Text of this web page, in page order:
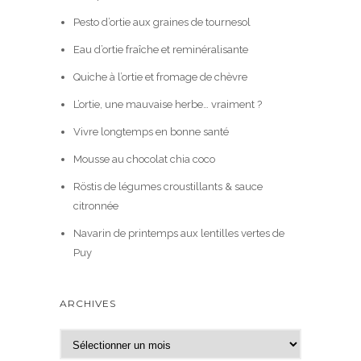
Pesto d’ortie aux graines de tournesol
Eau d’ortie fraîche et reminéralisante
Quiche à l’ortie et fromage de chèvre
L’ortie, une mauvaise herbe… vraiment ?
Vivre longtemps en bonne santé
Mousse au chocolat chia coco
Röstis de légumes croustillants & sauce
citronnée
Navarin de printemps aux lentilles vertes de
Puy
ARCHIVES
r